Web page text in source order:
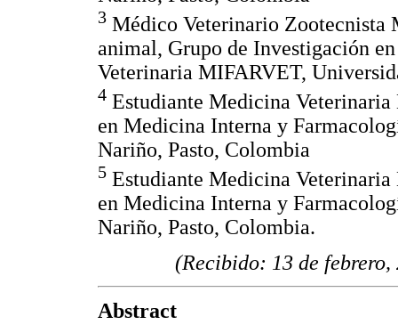
3 Médico Veterinario Zootecnista
animal, Grupo de Investigación
Veterinaria MIFARVET,
4 Estudiante Medicina
en Medicina Interna y
Nariño, Pasto, Colombia
5 Estudiante Medicina
en Medicina Interna y
Nariño, Pasto, Colombia.
(Recibido: 13 de
Abstract